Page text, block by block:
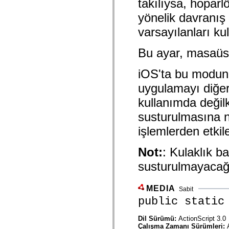
mx.automation.delegates.advancedDataGrid
mx.automation.delegates.controls.dataGridClasses
mx.automation.delegates.controls.fileSystemClasses
takılıysa,
yönelik
varsayılanları
Bu ayar,
iOS'ta bu
uygulamayı
kullanımda
susturulmasına
işlemlerden
Not:: Kulaklık
MEDIA Sabit
public static
Dil Sürümü: ActionScript 3.0
Çalışma Zamanı Sürümleri: